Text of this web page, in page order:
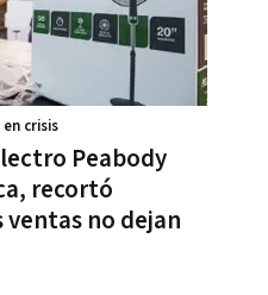
Peabody
recortó
ventas no dejan
crisis